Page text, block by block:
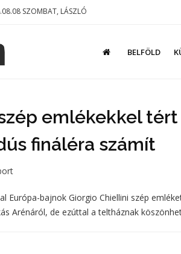
SZOMBAT, LÁSZLÓ
BELFÖLD
emlékekkel
fináléra számít
Európa-bajnok Giorgio Chiellini szép
Arénáról, de ezúttal a teltháznak